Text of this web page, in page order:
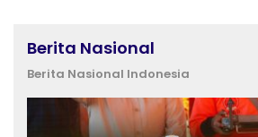
Berita Nasional
Berita Nasional Indonesia